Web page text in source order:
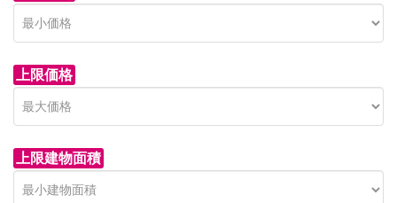
上限価格
上限建物面積